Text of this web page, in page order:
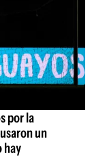
por la
un
hay